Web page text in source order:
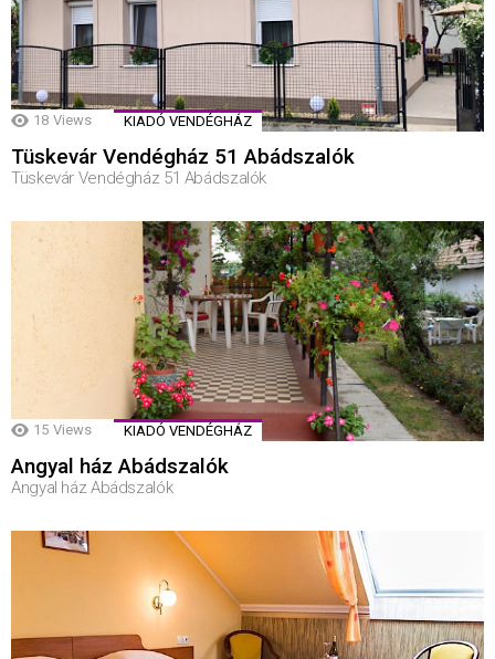
18 Views KIADÓ VENDÉGHÁZ
Tüskevár Vendégház 51 Abádszalók
Tüskevár Vendégház 51 Abádszalók
15 Views KIADÓ VENDÉGHÁZ
Angyal ház Abádszalók
Angyal ház Abádszalók